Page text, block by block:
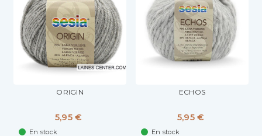
ORIGIN
5,95 €
En stock
ECHOS
5,95 €
En stock